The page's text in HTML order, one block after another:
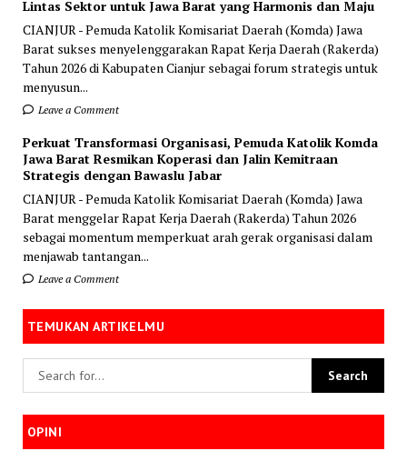
Lintas Sektor untuk Jawa Barat yang Harmonis dan Maju
CIANJUR - Pemuda Katolik Komisariat Daerah (Komda) Jawa
Barat sukses menyelenggarakan Rapat Kerja Daerah (Rakerda)
Tahun 2026 di Kabupaten Cianjur sebagai forum strategis untuk
menyusun...
Leave a Comment
Perkuat Transformasi Organisasi, Pemuda Katolik Komda
Jawa Barat Resmikan Koperasi dan Jalin Kemitraan
Strategis dengan Bawaslu Jabar
CIANJUR - Pemuda Katolik Komisariat Daerah (Komda) Jawa
Barat menggelar Rapat Kerja Daerah (Rakerda) Tahun 2026
sebagai momentum memperkuat arah gerak organisasi dalam
menjawab tantangan...
Leave a Comment
TEMUKAN ARTIKELMU
OPINI